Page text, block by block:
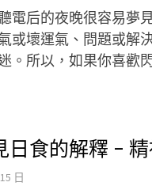
電后的夜晚很容易夢
或壞運氣、問題或解
。所以，如果你喜歡
日食的解釋 –
日